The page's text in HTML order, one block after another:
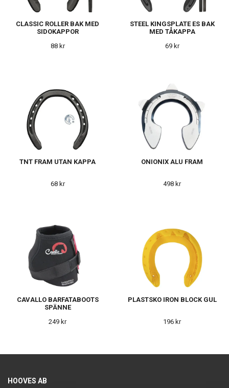
CLASSIC ROLLER BAK MED
SIDOKAPPOR
88 kr
STEEL KINGSPLATE ES BAK
MED TÅKAPPA
69 kr
TNT FRAM UTAN KAPPA
68 kr
ONIONIX ALU FRAM
498 kr
CAVALLO BARFATABOOTS
SPÄNNE
249 kr
PLASTSKO IRON BLOCK GUL
196 kr
HOOVES AB